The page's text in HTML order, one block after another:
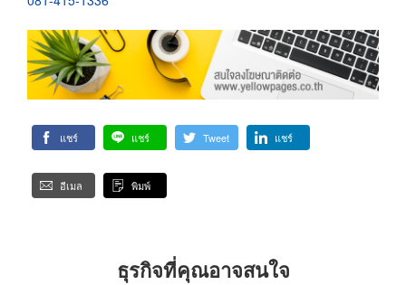
แชร์ แชร์ Tweet แชร์
อีเมล พิมพ์
ธุรกิจที่คุณอาจสนใจ